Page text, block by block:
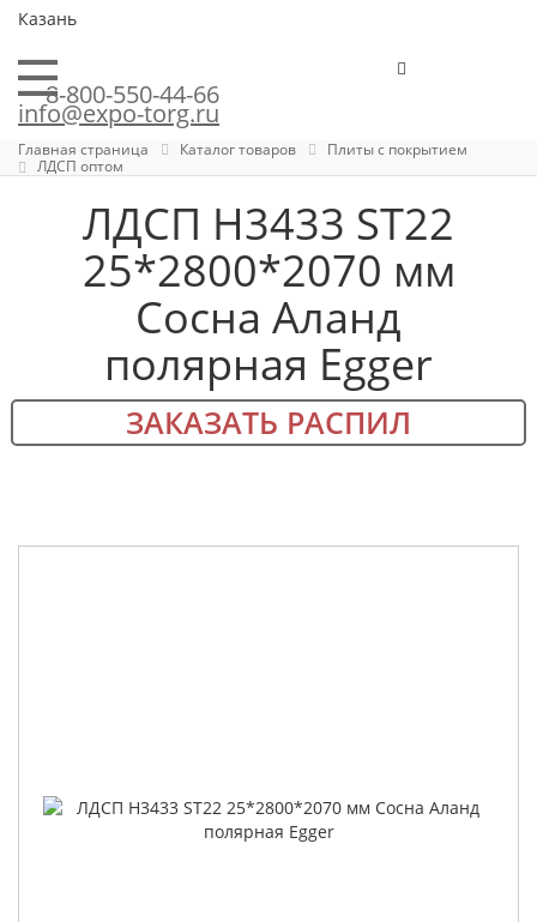
Казань
8-800-550-44-66
info@expo-torg.ru
Главная страница Каталог товаров
Плиты с покрытием
ЛДСП оптом
ЛДСП H3433 ST22
25*2800*2070 мм
Сосна Аланд
полярная Egger
ЗАКАЗАТЬ РАСПИЛ